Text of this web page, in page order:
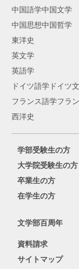
中国語学中国文学
中国思想中国哲学
東洋史
英文学
英語学
ドイツ語学ドイツ
フランス語学フラ
西洋史
学部受験生の方
大学院受験生の方
卒業生の方
在学生の方
文学部百周年
資料請求
サイトマップ